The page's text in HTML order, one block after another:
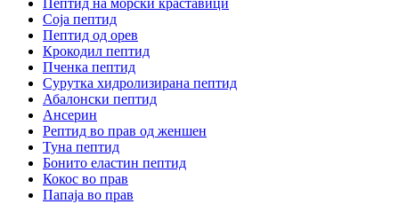
Соја пептид
Пептид од орев
Крокодил пептид
Пченка пептид
Сурутка хидролизирана пептид
Абалонски пептид
Ансерин
Pептид во прав од женшен
Туна пептид
Бонито еластин пептид
Кокос во прав
Папаја во прав